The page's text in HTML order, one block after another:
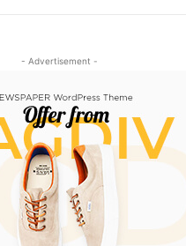
- Advertisement -